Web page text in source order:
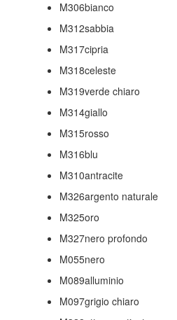
M306bianco
M312sabbia
M317cipria
M318celeste
M319verde chiaro
M314giallo
M315rosso
M316blu
M310antracite
M326argento naturale
M325oro
M327nero profondo
M055nero
M089alluminio
M097grigio chiaro